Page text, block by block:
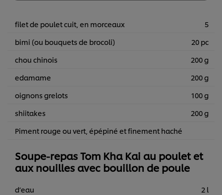
filet de poulet cuit, en morceaux
5
bimi (ou bouquets de brocoli)
20 pc
chou chinois
200 g
edamame
200 g
oignons grelots
100 g
shiitakes
200 g
Piment rouge ou vert, épépiné et finement haché
Soupe-repas Tom Kha Kai au poulet et
aux nouilles avec bouillon de poule
d’eau
2 l